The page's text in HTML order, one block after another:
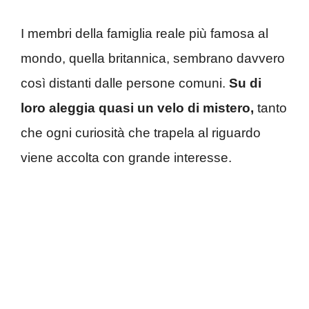
I membri della famiglia reale più famosa al
mondo, quella britannica, sembrano davvero
così distanti dalle persone comuni. Su di
loro aleggia quasi un velo di mistero, tanto
che ogni curiosità che trapela al riguardo
viene accolta con grande interesse.